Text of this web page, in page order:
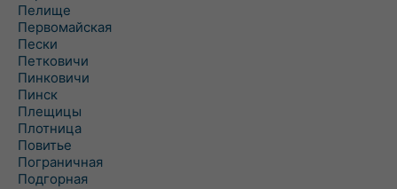
Пелище
Первомайская
Пески
Петковичи
Пинковичи
Пинск
Плещицы
Плотница
Повитье
Пограничная
Подгорная